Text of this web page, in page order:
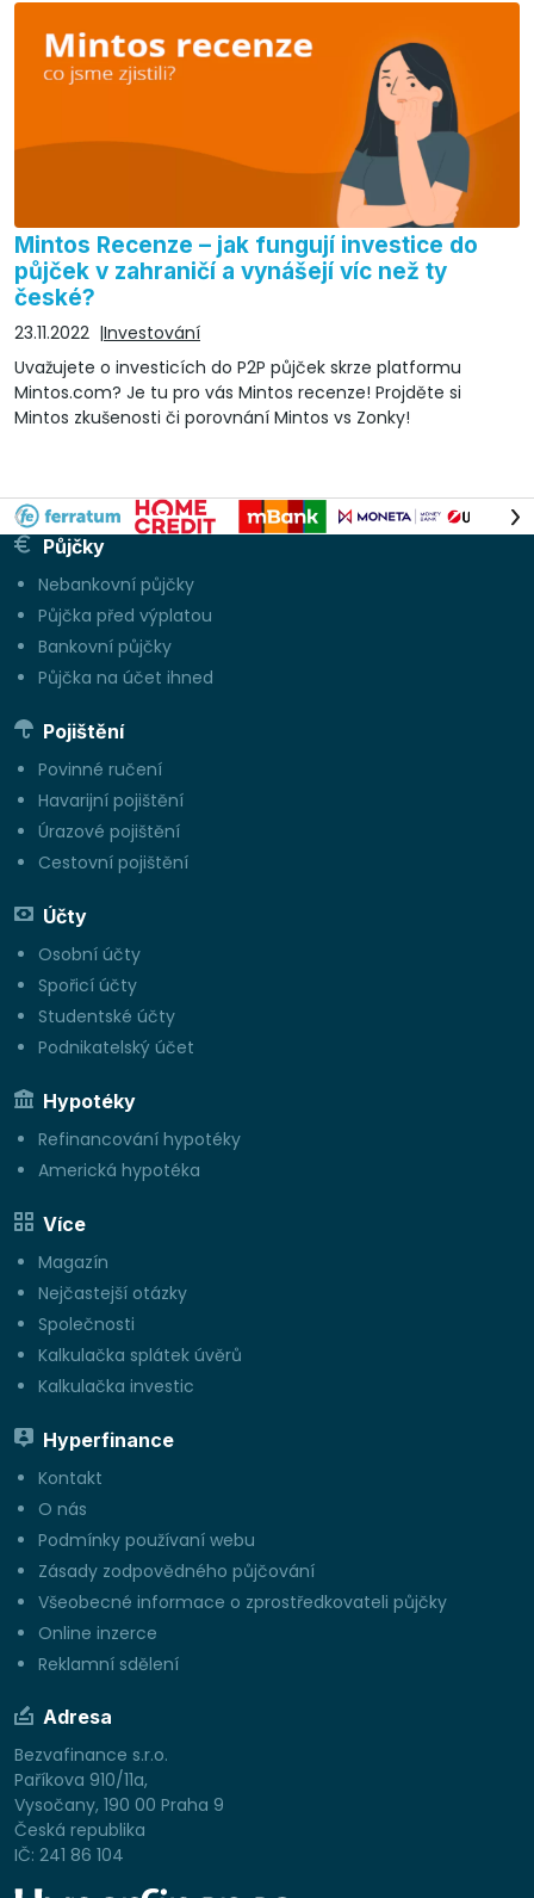
Mintos Recenze – jak fungují investice do
půjček v zahraničí a vynášejí víc než ty
české?
23.11.2022 Investování
Uvažujete o investicích do P2P půjček skrze platformu
Mintos.com? Je tu pro vás Mintos recenze! Projděte si
Mintos zkušenosti či porovnání Mintos vs Zonky!
Půjčky
Nebankovní půjčky
Půjčka před výplatou
Bankovní půjčky
Půjčka na účet ihned
Pojištění
Povinné ručení
Havarijní pojištění
Úrazové pojištění
Cestovní pojištění
Účty
Osobní účty
Spořicí účty
Studentské účty
Podnikatelský účet
Hypotéky
Refinancování hypotéky
Americká hypotéka
Více
Magazín
Nejčastejší otázky
Společnosti
Kalkulačka splátek úvěrů
Kalkulačka investic
Hyperfinance
Kontakt
O nás
Podmínky používaní webu
Zásady zodpovědného půjčování
Všeobecné informace o zprostředkovateli půjčky
Online inzerce
Reklamní sdělení
Adresa
Bezvafinance s.r.o.
Paříkova 910/11a,
Vysočany, 190 00 Praha 9
Česká republika
IČ: 241 86 104